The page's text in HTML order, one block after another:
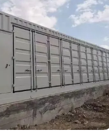
腐涂层
+辅助加热
车辆运输
万
装箱
，户外项目则要